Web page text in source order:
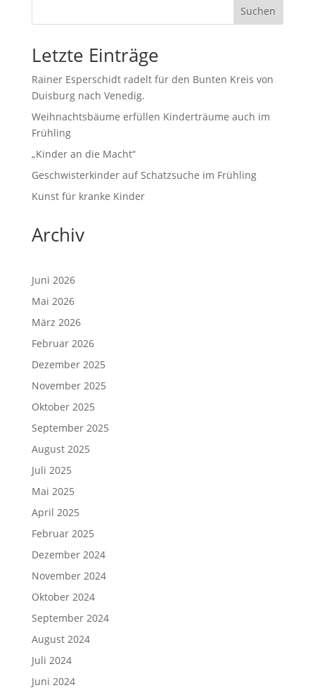
Suchen
Letzte Einträge
Rainer Esperschidt radelt für den Bunten Kreis von
Duisburg nach Venedig.
Weihnachtsbäume erfüllen Kinderträume auch im
Frühling
„Kinder an die Macht“
Geschwisterkinder auf Schatzsuche im Frühling
Kunst für kranke Kinder
Archiv
Juni 2026
Mai 2026
März 2026
Februar 2026
Dezember 2025
November 2025
Oktober 2025
September 2025
August 2025
Juli 2025
Mai 2025
April 2025
Februar 2025
Dezember 2024
November 2024
Oktober 2024
September 2024
August 2024
Juli 2024
Juni 2024